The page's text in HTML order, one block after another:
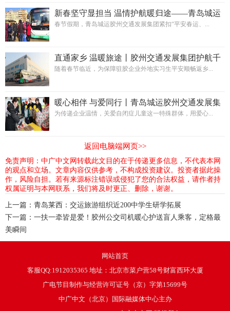
新春坚守显担当 温情护航暖归途——青岛城运
胶州交通发展集团圆满完成2026年春节运输保
春节假期，青岛城运胶州交通发展集团紧扣“平安春运、...
直通家乡 温暖旅途丨胶州交通发展集团护航千
余名外地实习生平安返乡
随着春节临近，为保障驻胶企业外地实习生平安顺畅返乡...
暖心相伴 与爱同行丨青岛城运胶州交通发展集
团开展关爱自闭症儿童爱心慰问活动
为传递企业温情，关爱自闭症儿童这一特殊群体，用爱心...
返回电脑端网页>>
免责声明：中广中文网转载此文目的在于传递更多信息，不代表本网
的观点和立场。文章内容仅供参考，不构成投资建议。投资者据此操
作，风险自担。若有来源标注错误或侵犯了您的合法权益，请作者持
权属证明与本网联系，我们将及时更正、删除，谢谢。
上一篇： 青岛莱西：交运旅游组织近200中学生研学拓展
下一篇： 一扶一牵皆是爱！胶州公交司机暖心护送盲人乘客，定格最
美瞬间
网站首页
客服QQ:1912035365 地址：北京市菜户营58号财富西环大厦
广电节目制作与经营许可证号（京）字第15699号
中广中文（北京）国际融媒体中心主办